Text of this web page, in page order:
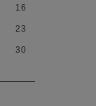
16
23
30